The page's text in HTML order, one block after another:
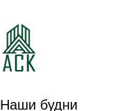
Наши будни